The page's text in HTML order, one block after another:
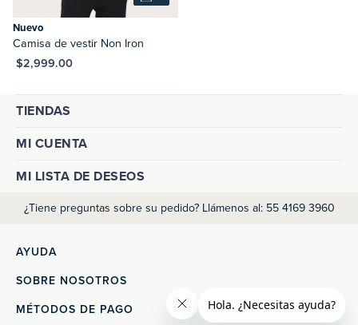
Nuevo
Camisa de vestir Non Iron
$2,999.00
TIENDAS
MI CUENTA
MI LISTA DE DESEOS
¿Tiene preguntas sobre su pedido? Llámenos al: 55 4169 3960
AYUDA
SOBRE NOSOTROS
MÉTODOS DE PAGO